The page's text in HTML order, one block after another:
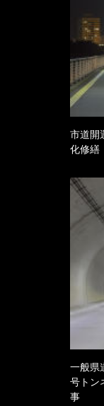
市道開
化修繕
一般県
号トン
事